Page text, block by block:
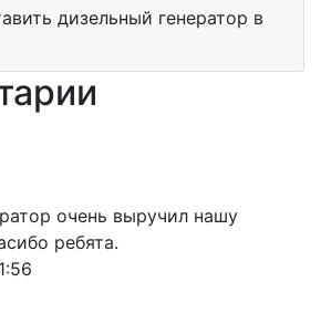
дизельный генератор в
очень выручил нашу
ребята.